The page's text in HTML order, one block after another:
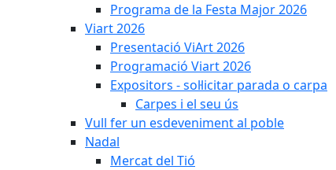
Programa de la Festa Major 2026
Viart 2026
Presentació ViArt 2026
Programació Viart 2026
Expositors - sol·licitar parada o carpa
Carpes i el seu ús
Vull fer un esdeveniment al poble
Nadal
Mercat del Tió